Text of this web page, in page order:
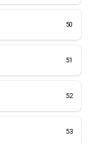
50
51
52
53